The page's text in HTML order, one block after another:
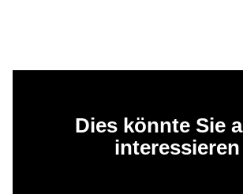
Dies könnte Sie
interessieren